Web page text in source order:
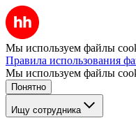
Мы используем файлы
Правила использования
Мы используем файлы
Понятно
Ищу сотрудника